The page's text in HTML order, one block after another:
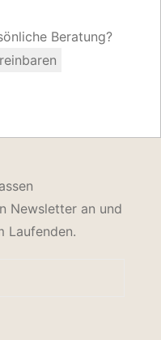
Beratung?
Newsletter an und
Laufenden.